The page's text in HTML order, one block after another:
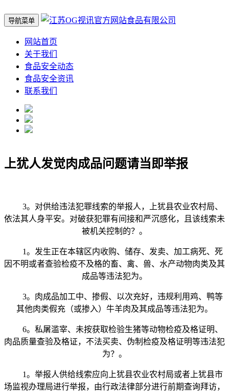
导航菜单
网站首页
关于我们
食品安全动态
食品安全资讯
联系我们
上犹人发觉肉成品问题请当即举报
3。对供给违法犯罪线索的举报人，上犹县农业农村局、
依法其人身平安。对破获犯罪有间接和严沉感化，且该线索未
被机关控制的？。
1。发生正在本辖区内收购、储存、发卖、加工病死、死
因不明或者查验检疫不及格的畜、禽、兽、水产动物肉类及其
成品等违法犯为。
3。肉成品加工中、掺假、以次充好，违规利用鸡、鸭等
其他肉类假充（或掺入）牛羊肉及其成品等违法犯为。
6。私屠滥宰、未按获取检验生猪等动物检疫及格证明、
肉品质量查验及格证，不法买卖、伪制检疫及格证明等违法犯
为？。
1。举报人供给线索应向上犹县农业农村局或者上犹县市
场监视办理局进行举报，由行政法律部分进行前期查询拜访，